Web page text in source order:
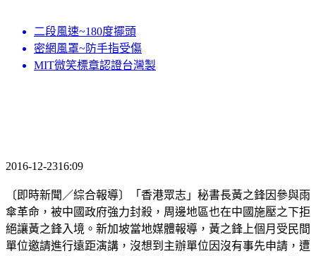
二段風速~180度擺頭
密網風罩~防手指受傷
MIT微笑標章認證台灣製
2016-12-2316:09
〔即時新聞／綜合報導〕「香港眾志」秘書長黃之鋒因參與雨
傘革命，被中國政府強力封殺，周邊地區也在中國施壓之下拒
絕讓黃之鋒入境。新加坡當地媒體報導，黃之鋒上個月受民間
單位邀請進行遠距演講，沒想到主辦單位因沒有事先申請，遭